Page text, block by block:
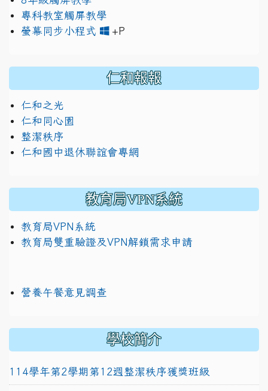
專科教室觸屏教學
螢幕同步小程式
+P
仁和報報
仁和之光
仁和同心園
整潔秩序
仁和國中退休聯誼會專網
教育局VPN系統
教育局VPN系統
教育局雙重驗證及VPN解鎖需求申請
營養午餐意見調查
學校簡介
114學年第2學期第12週整潔秩序獲獎班級